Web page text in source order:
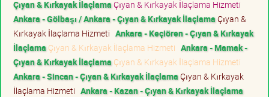
Çıyan & Kırkayak İlaçlamaÇıyan & Kırkayak İlaçlama Hizmeti
Ankara - Gölbaşı / Ankara - Çıyan & Kırkayak İlaçlamaÇıyan &
Kırkayak İlaçlama Hizmeti Ankara - Keçiören - Çıyan & Kırkayak
İlaçlama Çıyan & Kırkayak İlaçlama Hizmeti Ankara - Mamak -
Çıyan & Kırkayak İlaçlama Çıyan & Kırkayak İlaçlama Hizmeti
Ankara - Sincan - Çıyan & Kırkayak İlaçlamaÇıyan & Kırkayak
İlaçlama Hizmeti Ankara - Kazan - Çıyan & Kırkayak İlaçlama